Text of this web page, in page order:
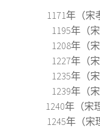
1171年（
1195年（
1208年（
1227年（
1235年（
1239年（
1240年（宋
1245年（